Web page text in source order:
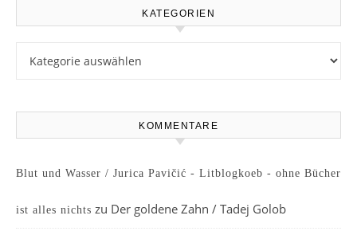
KATEGORIEN
KOMMENTARE
Blut und Wasser / Jurica Pavičić - Litblogkoeb - ohne Bücher
ist alles nichts zu Der goldene Zahn / Tadej Golob